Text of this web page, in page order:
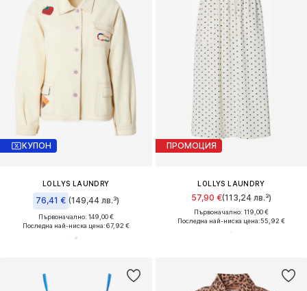
КУПОН
LOLLYS LAUNDRY
76,41 € (149,44 лв.³)
Първоначално: 149,00 €
Последна най-ниска цена:67,92 €
ПРОМОЦИЯ
LOLLYS LAUNDRY
57,90 €(113,24 лв.³)
Първоначално: 119,00 €
Последна най-ниска цена:55,92 €